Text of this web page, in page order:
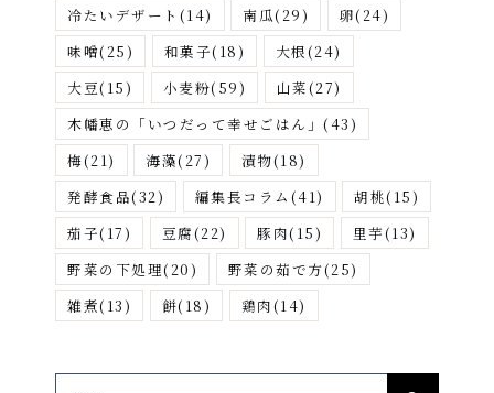
冷たいデザート (14) 南瓜(29) 卵(24)
味噌(25) 和菓子(18) 大根(24)
大豆(15) 小麦粉(59) 山菜(27)
木幡恵の「いつだって幸せごはん」 (43)
梅(21) 海藻(27) 漬物(18)
発酵食品(32) 編集長コラム (41) 胡桃(15)
茄子(17) 豆腐(22) 豚肉(15) 里芋(13)
野菜の下処理(20) 野菜の茹で方(25)
雑煮(13) 餅(18) 鶏肉(14)